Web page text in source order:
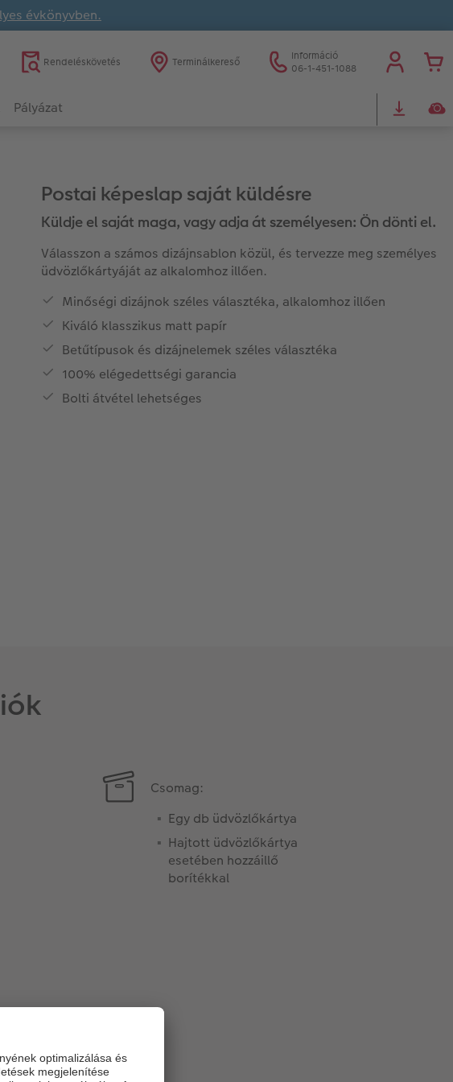
évkönyvben.
Rendeléskövetés Terminálkereső
Információ
06-1-451-1088
Pályázat
Postai képeslap saját küldésre
Küldje el saját maga, vagy adja át személyesen: Ön dönti el.
Válasszon a számos dizájnsablon közül, és tervezze meg személyes
üdvözlőkártyáját az alkalomhoz illően.
Minőségi dizájnok széles választéka, alkalomhoz illően
Kiváló klasszikus matt papír
Betűtípusok és dizájnelemek széles választéka
100% elégedettségi garancia
Bolti átvétel lehetséges
Csomag:
Egy db üdvözlőkártya
Hajtott üdvözlőkártya
esetében hozzáillő
borítékkal